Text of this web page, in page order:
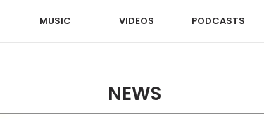
MUSIC VIDEOS PODCASTS
NEWS